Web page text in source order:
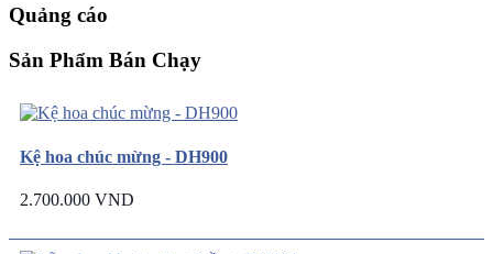
Quảng cáo
Sản Phẩm Bán Chạy
Kệ hoa chúc mừng - DH900
2.700.000 VND